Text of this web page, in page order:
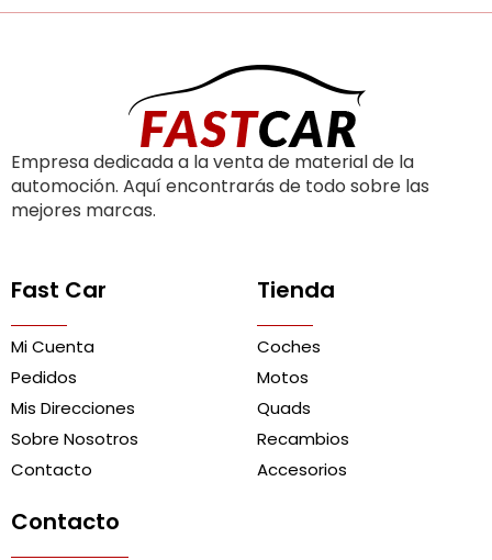
Empresa dedicada a la venta de material de la
automoción. Aquí encontrarás de todo sobre las
mejores marcas.
Fast Car
Mi Cuenta
Pedidos
Mis Direcciones
Sobre Nosotros
Contacto
Tienda
Coches
Motos
Quads
Recambios
Accesorios
Contacto